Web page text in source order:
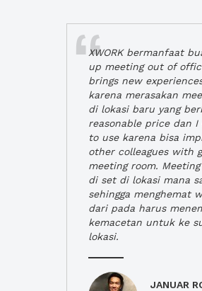
XWORK bermanfaat
up meeting out of
brings new
karena merasakan
di lokasi baru yang
reasonable price dan I
to use karena bisa
other colleagues with
meeting room.
di set di lokasi mana
sehingga menghemat
dari pada harus
kemacetan untuk ke
lokasi.
JANUAR